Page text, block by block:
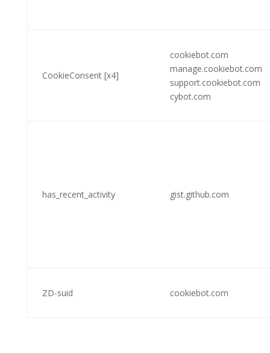
CookieConsent [x4]
cookiebot.com
manage.cookiebot.com
support.cookiebot.com
cybot.com
has_recent_activity gist.github.com
ZD-suid cookiebot.com